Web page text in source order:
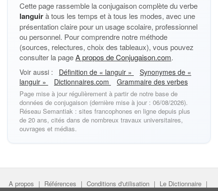
Cette page rassemble la conjugaison complète du verbe
languirà tous les temps et à tous les modes, avec une
présentation claire pour un usage scolaire, professionnel
ou personnel. Pour comprendre notre méthode
(sources, relectures, choix des tableaux), vous pouvez
consulter la pageA propos de Conjugaison.com.
Voir aussi : Définition de « languir »
Synonymes de «
languir »
Dictionnaires.com Grammaire des verbes
Page mise à jour régulièrement à partir de notre base de
données de conjugaison (dernière mise à jour : 06/08/2026).
Réseau Semantiak : sites francophones en ligne depuis plus
de 20 ans, cités dans de nombreux travaux universitaires,
ouvrages et médias.
A propos | Références | Conditions d'utilisation | Le Dictionnaire |